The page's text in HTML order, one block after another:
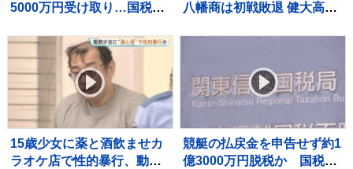
5000万円受け取り…国税職
国税局 詐欺などの疑いで刑
事告発も
八幡商は初戦敗退 健大高崎
地の1点
15歳少女に薬と酒飲ませカ
ラオケ店で性的暴行、動画
競艇の払戻金を申告せず約1
億3000万円脱税か 国税職